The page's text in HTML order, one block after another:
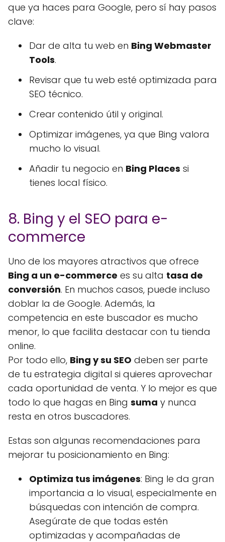
que ya haces para Google, pero sí hay pasos
clave:
Dar de alta tu web en Bing Webmaster
Tools.
Revisar que tu web esté optimizada para
SEO técnico.
Crear contenido útil y original.
Optimizar imágenes, ya que Bing valora
mucho lo visual.
Añadir tu negocio en Bing Places si
tienes local físico.
8. Bing y el SEO para e-
commerce
Uno de los mayores atractivos que ofrece
Bing a un e-commerce es su alta tasa de
conversión. En muchos casos, puede incluso
doblar la de Google. Además, la
competencia en este buscador es mucho
menor, lo que facilita destacar con tu tienda
online.
Por todo ello, Bing y su SEO deben ser parte
de tu estrategia digital si quieres aprovechar
cada oportunidad de venta. Y lo mejor es que
todo lo que hagas en Bing suma y nunca
resta en otros buscadores.
Estas son algunas recomendaciones para
mejorar tu posicionamiento en Bing:
Optimiza tus imágenes: Bing le da gran
importancia a lo visual, especialmente en
búsquedas con intención de compra.
Asegúrate de que todas estén
optimizadas y acompañadas de